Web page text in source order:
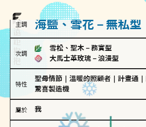
主調 海鹽、雪花－無私型
次調
雪松、聖木 － 務實型
大馬士革玫瑰 － 浪漫型
特性
聖母情節 溫暖的照顧者 計畫通
驚喜製造機
屬於 我